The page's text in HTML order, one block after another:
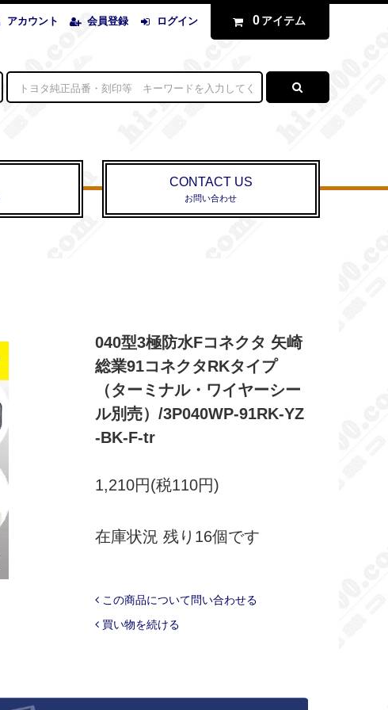
アカウント 会員登録 ログイン 0 アイテム
CONTACT US
お問い合わせ
040型3極防水Fコネクタ 矢崎
総業91コネクタRKタイプ
（ターミナル・ワイヤーシー
ル別売）/3P040WP-91RK-YZ
-BK-F-tr
1,210円(税110円)
在庫状況 残り16個です
この商品について問い合わせる
買い物を続ける